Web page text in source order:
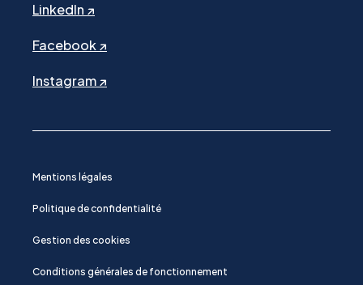
LinkedIn ↗
Facebook ↗
Instagram ↗
Mentions légales
Politique de confidentialité
Gestion des cookies
Conditions générales de fonctionnement